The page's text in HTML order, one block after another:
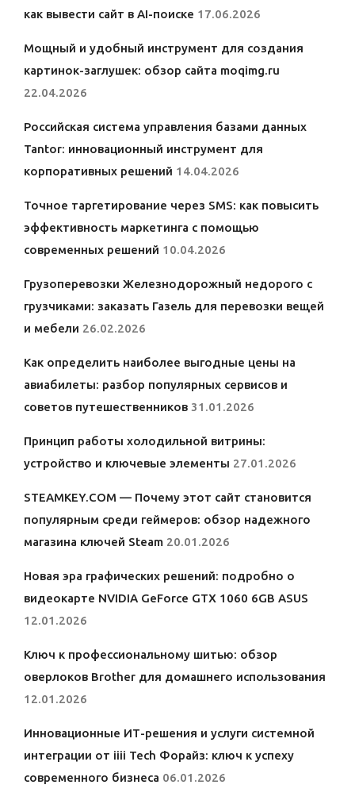
как вывести сайт в AI-поиске 17.06.2026
Мощный и удобный инструмент для создания
картинок-заглушек: обзор сайта moqimg.ru
22.04.2026
Российская система управления базами данных
Tantor: инновационный инструмент для
корпоративных решений 14.04.2026
Точное таргетирование через SMS: как повысить
эффективность маркетинга с помощью
современных решений 10.04.2026
Грузоперевозки Железнодорожный недорого с
грузчиками: заказать Газель для перевозки вещей
и мебели 26.02.2026
Как определить наиболее выгодные цены на
авиабилеты: разбор популярных сервисов и
советов путешественников 31.01.2026
Принцип работы холодильной витрины:
устройство и ключевые элементы 27.01.2026
STEAMKEY.COM — Почему этот сайт становится
популярным среди геймеров: обзор надежного
магазина ключей Steam 20.01.2026
Новая эра графических решений: подробно о
видеокарте NVIDIA GeForce GTX 1060 6GB ASUS
12.01.2026
Ключ к профессиональному шитью: обзор
оверлоков Brother для домашнего использования
12.01.2026
Инновационные ИТ-решения и услуги системной
интеграции от iiii Tech Форайз: ключ к успеху
современного бизнеса 06.01.2026